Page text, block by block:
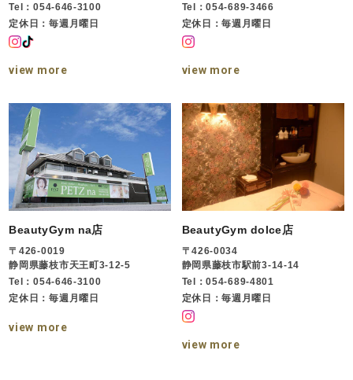
Tel：054-646-3100
定休日：毎週月曜日
view more
Tel：054-689-3466
定休日：毎週月曜日
view more
BeautyGym na店
〒426-0019
静岡県藤枝市天王町3-12-5
Tel：054-646-3100
定休日：毎週月曜日
view more
BeautyGym dolce店
〒426-0034
静岡県藤枝市駅前3-14-14
Tel：054-689-4801
定休日：毎週月曜日
view more